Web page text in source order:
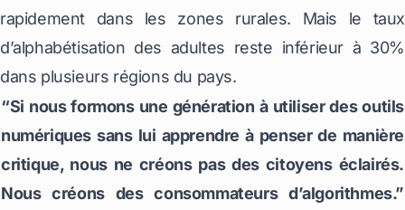
rapidement dans les zones rurales. Mais le taux
d’alphabétisation des adultes reste inférieur à 30%
dans plusieurs régions du pays.
“Si nous formons une génération à utiliser des outils
numériques sans lui apprendre à penser de manière
critique, nous ne créons pas des citoyens éclairés.
Nous créons des consommateurs d’algorithmes.”